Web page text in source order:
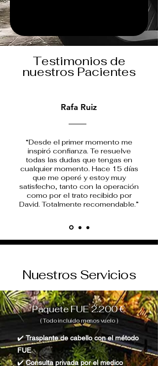
Testimonios de
nuestros Pacientes
Rafa Ruiz
“Desde el primer momento me
inspiró confianza. Te resuelve
todas las dudas que tengas en
cualquier momento. Hace 15 días
que me operé y estoy muy
satisfecho, tanto con la operación
como por el trato recibido por
David. Totalmente recomendable.”
Nuestros Servicios
Paquete FUE 2.200 €
( Todo incluido menos vuelo )
✔️Trasplante de cabello con el método
FUE
✔️Consulta privada por el medico